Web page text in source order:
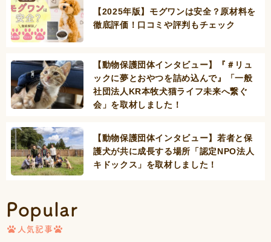
【2025年版】モグワンは安全？原材料を
徹底評価！口コミや評判もチェック
【動物保護団体インタビュー】『＃リュ
ックに夢とおやつを詰め込んで』「一般
社団法人KR本牧犬猫ライフ未来へ繋ぐ
会」を取材しました！
【動物保護団体インタビュー】若者と保
護犬が共に成長する場所「認定NPO法人
キドックス」を取材しました！
Popular
人気記事